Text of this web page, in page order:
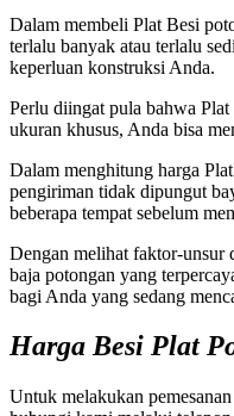
Dalam membeli Plat Besi
terlalu banyak atau terlalu
keperluan konstruksi Anda.
Perlu diingat pula bahwa
ukuran khusus, Anda bisa
Dalam menghitung harga
pengiriman tidak dipungut
beberapa tempat sebelum
Dengan melihat faktor-unsur
baja potongan yang
bagi Anda yang sedang
Harga Besi Plat
Untuk melakukan